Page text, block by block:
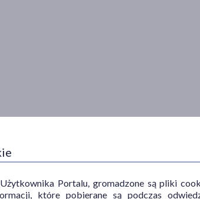
Portalu, gromadzone są pliki
które pobierane są podczas